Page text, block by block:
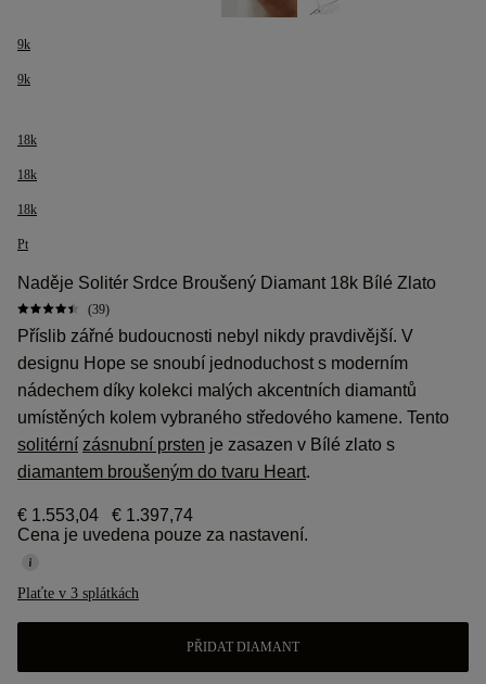
9k
9k
18k
18k
18k
Pt
Naděje Solitér Srdce Broušený Diamant 18k Bílé Zlato
(39)
Příslib zářné budoucnosti nebyl nikdy pravdivější. V
designu Hope se snoubí jednoduchost s moderním
nádechem díky kolekci malých akcentních diamantů
umístěných kolem vybraného středového kamene. Tento
solitérní zásnubní prsten je zasazen v Bílé zlato s
diamantem broušeným do tvaru Heart.
€ 1.553,04
€ 1.397,74
Cena je uvedena pouze za nastavení.
Plaťte v 3 splátkách
PŘIDAT DIAMANT